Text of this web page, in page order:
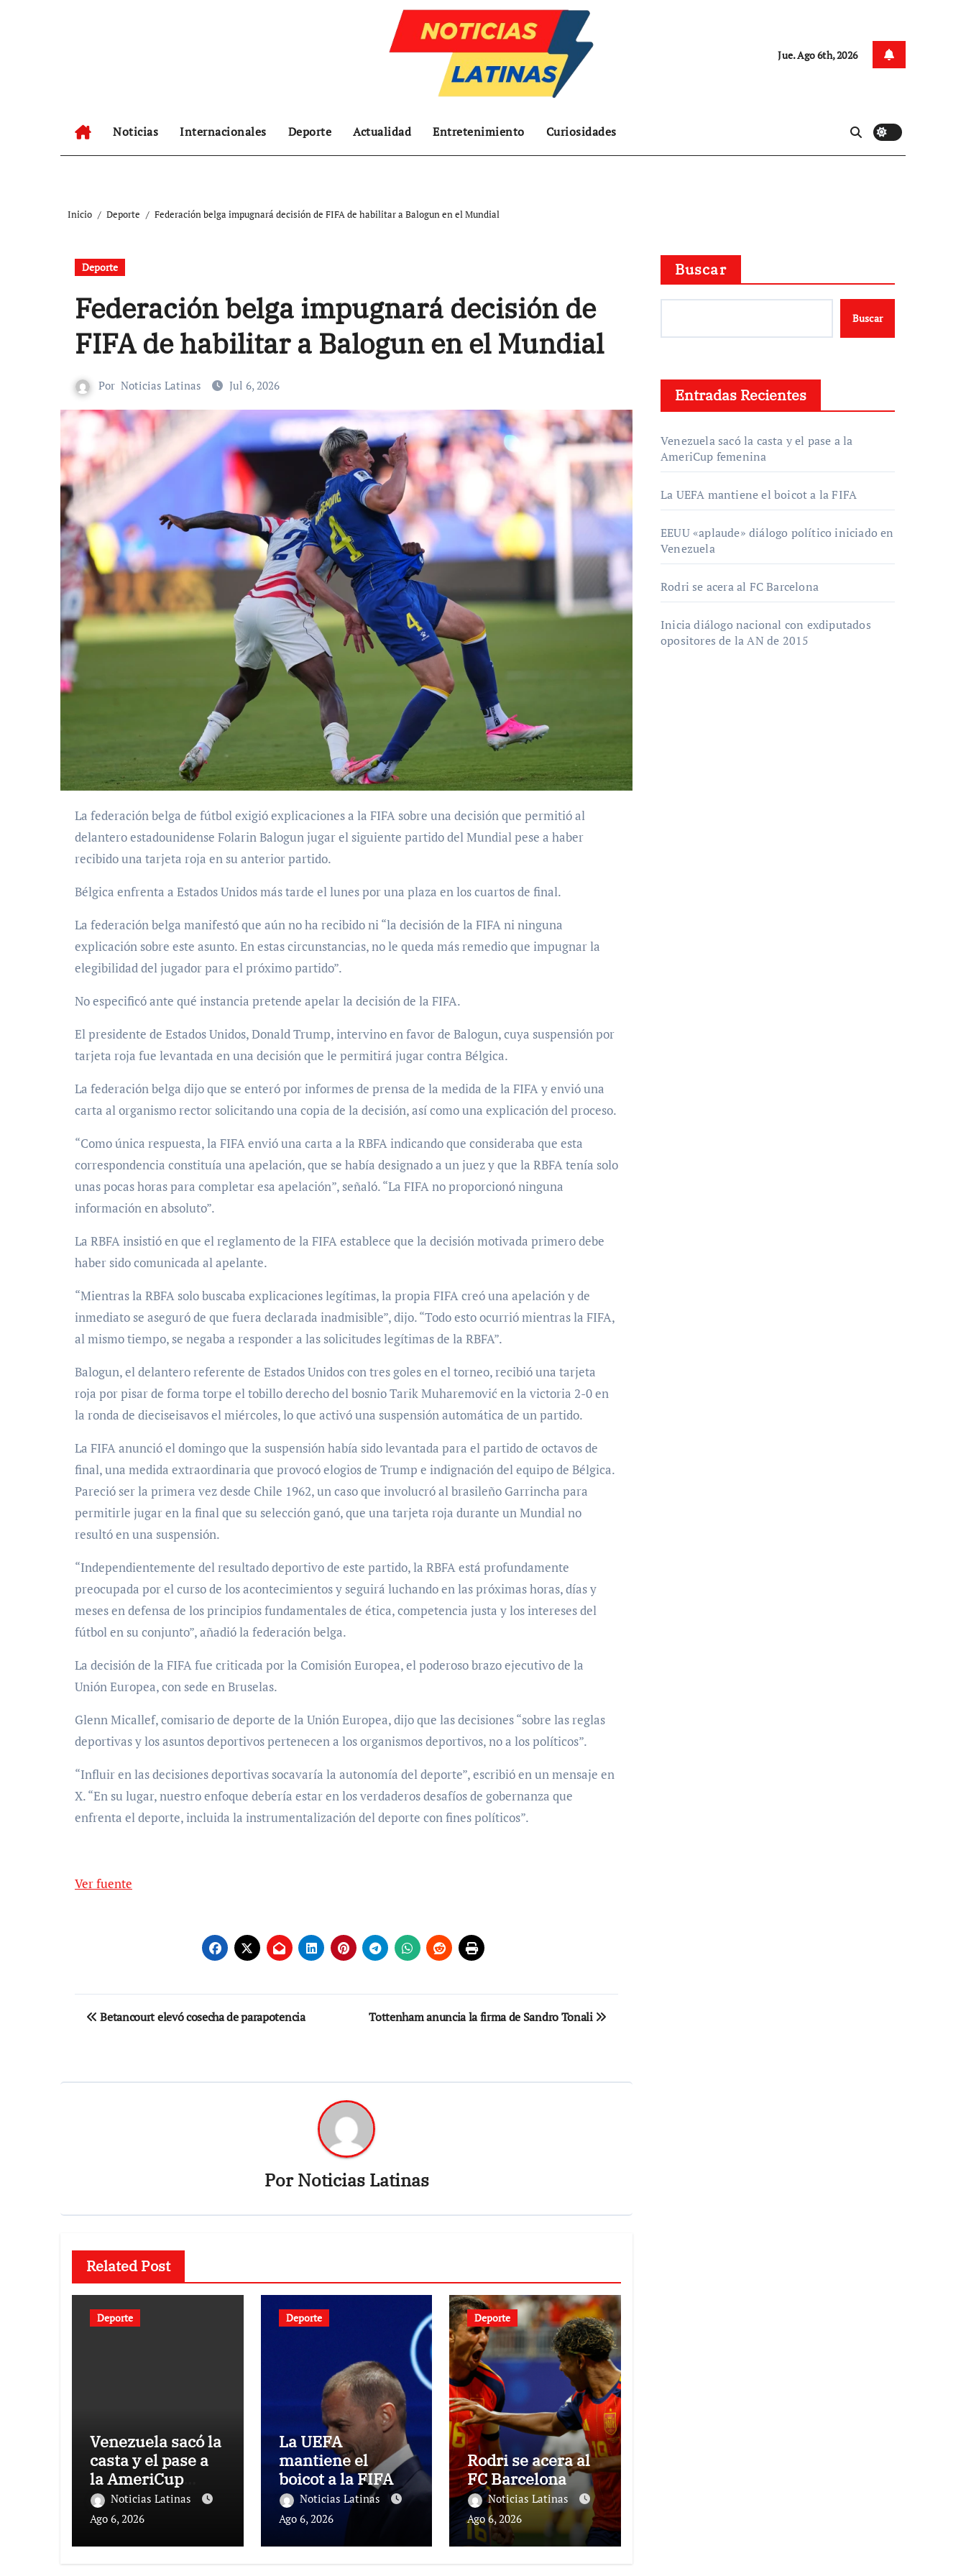
Jue. Ago 6th, 2026
Noticias Internacionales Deporte Actualidad Entretenimiento Curiosidades
Inicio Deporte Federación belga impugnará decisión de FIFA de habilitar a Balogun en el Mundial
Deporte
Federación belga impugnará decisión de
FIFA de habilitar a Balogun en el Mundial
Por Noticias Latinas Jul 6, 2026
La federación belga de fútbol exigió explicaciones a la FIFA sobre una decisión que permitió al
delantero estadounidense Folarin Balogun jugar el siguiente partido del Mundial pese a haber
recibido una tarjeta roja en su anterior partido.
Bélgica enfrenta a Estados Unidos más tarde el lunes por una plaza en los cuartos de final.
La federación belga manifestó que aún no ha recibido ni “la decisión de la FIFA ni ninguna
explicación sobre este asunto. En estas circunstancias, no le queda más remedio que impugnar la
elegibilidad del jugador para el próximo partido”.
No especificó ante qué instancia pretende apelar la decisión de la FIFA.
El presidente de Estados Unidos, Donald Trump, intervino en favor de Balogun, cuya suspensión por
tarjeta roja fue levantada en una decisión que le permitirá jugar contra Bélgica.
La federación belga dijo que se enteró por informes de prensa de la medida de la FIFA y envió una
carta al organismo rector solicitando una copia de la decisión, así como una explicación del proceso.
“Como única respuesta, la FIFA envió una carta a la RBFA indicando que consideraba que esta
correspondencia constituía una apelación, que se había designado a un juez y que la RBFA tenía solo
unas pocas horas para completar esa apelación”, señaló. “La FIFA no proporcionó ninguna
información en absoluto”.
La RBFA insistió en que el reglamento de la FIFA establece que la decisión motivada primero debe
haber sido comunicada al apelante.
“Mientras la RBFA solo buscaba explicaciones legítimas, la propia FIFA creó una apelación y de
inmediato se aseguró de que fuera declarada inadmisible”, dijo. “Todo esto ocurrió mientras la FIFA,
al mismo tiempo, se negaba a responder a las solicitudes legítimas de la RBFA”.
Balogun, el delantero referente de Estados Unidos con tres goles en el torneo, recibió una tarjeta
roja por pisar de forma torpe el tobillo derecho del bosnio Tarik Muharemović en la victoria 2-0 en
la ronda de dieciseisavos el miércoles, lo que activó una suspensión automática de un partido.
La FIFA anunció el domingo que la suspensión había sido levantada para el partido de octavos de
final, una medida extraordinaria que provocó elogios de Trump e indignación del equipo de Bélgica.
Pareció ser la primera vez desde Chile 1962, un caso que involucró al brasileño Garrincha para
permitirle jugar en la final que su selección ganó, que una tarjeta roja durante un Mundial no
resultó en una suspensión.
“Independientemente del resultado deportivo de este partido, la RBFA está profundamente
preocupada por el curso de los acontecimientos y seguirá luchando en las próximas horas, días y
meses en defensa de los principios fundamentales de ética, competencia justa y los intereses del
fútbol en su conjunto”, añadió la federación belga.
La decisión de la FIFA fue criticada por la Comisión Europea, el poderoso brazo ejecutivo de la
Unión Europea, con sede en Bruselas.
Glenn Micallef, comisario de deporte de la Unión Europea, dijo que las decisiones “sobre las reglas
deportivas y los asuntos deportivos pertenecen a los organismos deportivos, no a los políticos”.
“Influir en las decisiones deportivas socavaría la autonomía del deporte”, escribió en un mensaje en
X. “En su lugar, nuestro enfoque debería estar en los verdaderos desafíos de gobernanza que
enfrenta el deporte, incluida la instrumentalización del deporte con fines políticos”.
Ver fuente
Navegación
Betancourt elevó cosecha de parapotencia Tottenham anuncia la firma de Sandro Tonali
PorNoticias Latinas
Related Post
Deporte
Venezuela sacó la
casta y el pase a
la AmeriCup
femenina
Noticias Latinas
Ago 6, 2026
Deporte
La UEFA
mantiene el
boicot a la FIFA
Noticias Latinas
Ago 6, 2026
Deporte
Rodri se acera al
FC Barcelona
Noticias Latinas
Ago 6, 2026
Buscar
Buscar
Entradas Recientes
Venezuela sacó la casta y el pase a la
AmeriCup femenina
La UEFA mantiene el boicot a la FIFA
EEUU «aplaude» diálogo político iniciado en
Venezuela
Rodri se acera al FC Barcelona
Inicia diálogo nacional con exdiputados
opositores de la AN de 2015